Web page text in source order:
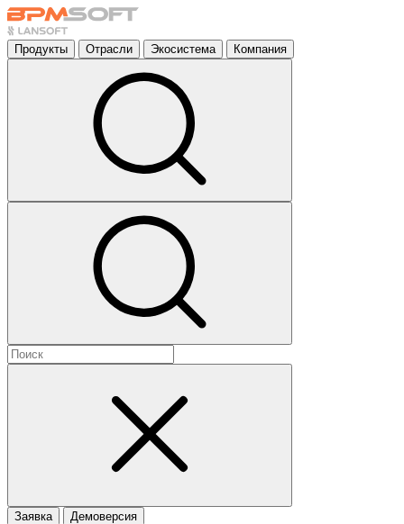
Продукты Отрасли Экосистема Компания
Заявка Демоверсия